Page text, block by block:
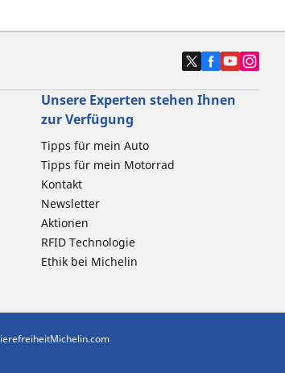
Unsere Experten stehen Ihnen
zur Verfügung
Tipps für mein Auto
Tipps für mein Motorrad
Kontakt
Newsletter
Aktionen
RFID Technologie
Ethik bei Michelin
Michelin.com